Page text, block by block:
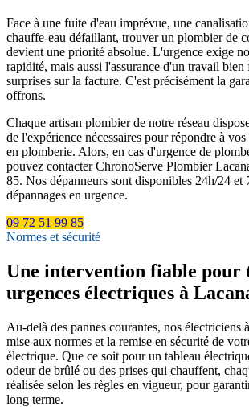
Face à une fuite d'eau imprévue, une
chauffe-eau défaillant, trouver un plombier de
devient une priorité absolue. L'urgence exige
rapidité, mais aussi l'assurance d'un travail bien
surprises sur la facture. C'est précisément la
offrons.
Chaque artisan plombier de notre réseau
de l'expérience nécessaires pour répondre à
en plomberie. Alors, en cas d'urgence de
pouvez contacter ChronoServe Plombier
85. Nos dépanneurs sont disponibles 24h/24 et
dépannages en urgence.
09 72 51 99 85
Normes et sécurité
Une intervention fiable pour
urgences électriques à
Au-delà des pannes courantes, nos électriciens
mise aux normes et la remise en sécurité de
électrique. Que ce soit pour un tableau
odeur de brûlé ou des prises qui chauffent,
réalisée selon les règles en vigueur, pour
long terme.